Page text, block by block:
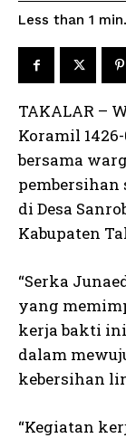
Less than 1 min.
TAKALAR –
Koramil
bersama
di Desa
Kabupaten
“Serka
yang
kerja bakti
dalam
kebersihan
“Kegiatan